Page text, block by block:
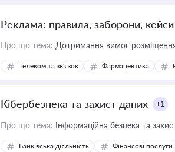
Реклама: правила, заборони, кейси
Про що тема: Дотримання вимог
Телеком та зв'язок Фармацевтика
Кібербезпека та захист даних +1
Про що тема: Інформаційна безпека та
Банківська діяльність Фінансові послуги